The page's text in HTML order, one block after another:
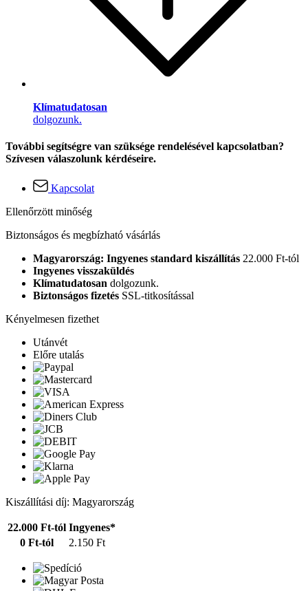
Klímatudatosan
dolgozunk.
További segítségre van szüksége rendelésével kapcsolatban?
Szívesen válaszolunk kérdéseire.
Kapcsolat
Ellenőrzött minőség
Biztonságos és megbízható vásárlás
Magyarország: Ingyenes standard kiszállítás 22.000 Ft-tól
Ingyenes visszaküldés
Klímatudatosan dolgozunk.
Biztonságos fizetés SSL-titkosítással
Kényelmesen fizethet
Utánvét
Előre utalás
Kiszállítási díj: Magyarország
22.000 Ft-tól Ingyenes*
0 Ft-tól
2.150 Ft